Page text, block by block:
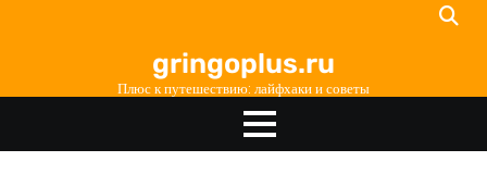
gringoplus.ru
Плюс к путешествию: лайфхаки и советы